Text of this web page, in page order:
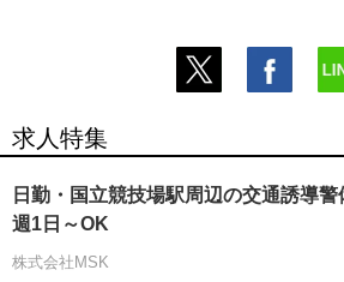
求人特集
日勤・国立競技場駅周辺の交通誘導
週1日～OK
株式会社MSK